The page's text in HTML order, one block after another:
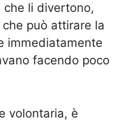
li divertono,
può attirare la
immediatamente
facendo poco
volontaria, è